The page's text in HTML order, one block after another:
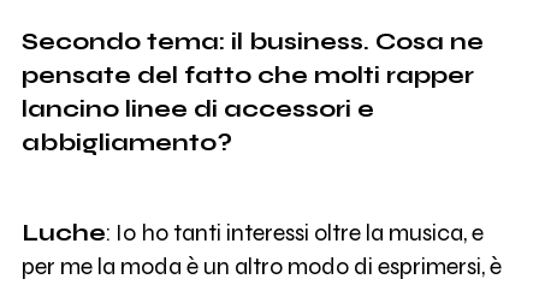
Secondo tema: il business. Cosa ne
pensate del fatto che molti rapper
lancino linee di accessori e
abbigliamento?
Luche: Io ho tanti interessi oltre la musica, e
per me la moda è un altro modo di esprimersi, è